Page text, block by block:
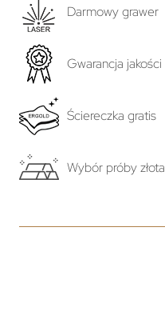
Darmowy grawer
Gwarancja jakości
Ściereczka gratis
Wybór próby złota